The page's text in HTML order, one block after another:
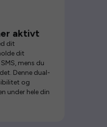
aktivt
dit
dit
mens du
Denne dual-
og
under hele din